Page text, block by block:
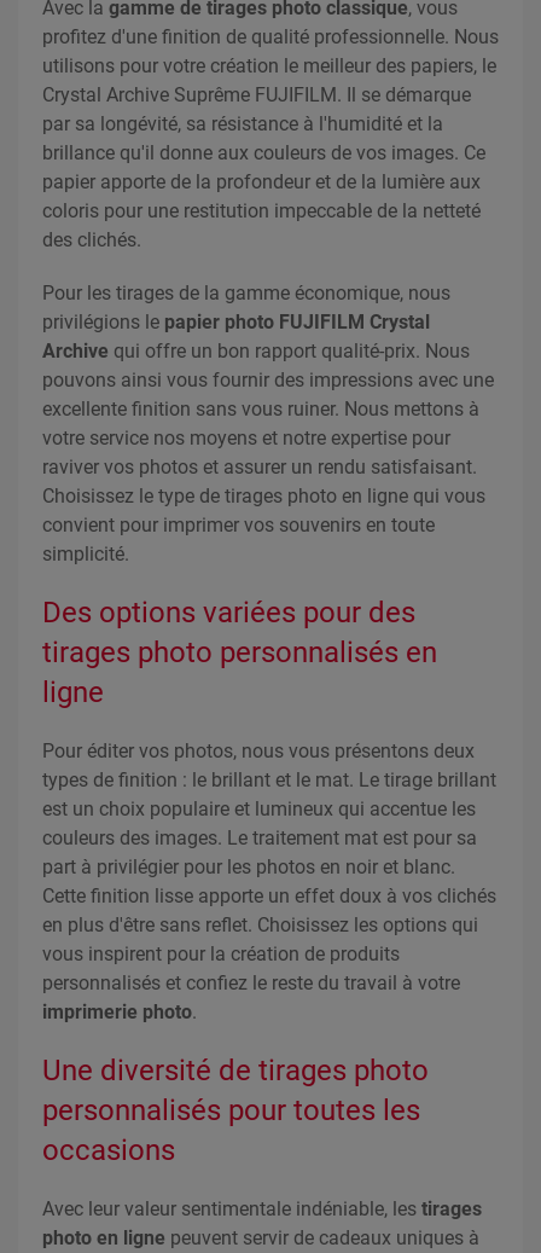
Avec la gamme de tirages photo classique, vous
profitez d'une finition de qualité professionnelle. Nous
utilisons pour votre création le meilleur des papiers, le
Crystal Archive Suprême FUJIFILM. Il se démarque
par sa longévité, sa résistance à l'humidité et la
brillance qu'il donne aux couleurs de vos images. Ce
papier apporte de la profondeur et de la lumière aux
coloris pour une restitution impeccable de la netteté
des clichés.
Pour les tirages de la gamme économique, nous
privilégions le papier photo FUJIFILM Crystal
Archive qui offre un bon rapport qualité-prix. Nous
pouvons ainsi vous fournir des impressions avec une
excellente finition sans vous ruiner. Nous mettons à
votre service nos moyens et notre expertise pour
raviver vos photos et assurer un rendu satisfaisant.
Choisissez le type de tirages photo en ligne qui vous
convient pour imprimer vos souvenirs en toute
simplicité.
Des options variées pour des
tirages photo personnalisés en
ligne
Pour éditer vos photos, nous vous présentons deux
types de finition : le brillant et le mat. Le tirage brillant
est un choix populaire et lumineux qui accentue les
couleurs des images. Le traitement mat est pour sa
part à privilégier pour les photos en noir et blanc.
Cette finition lisse apporte un effet doux à vos clichés
en plus d'être sans reflet. Choisissez les options qui
vous inspirent pour la création de produits
personnalisés et confiez le reste du travail à votre
imprimerie photo.
Une diversité de tirages photo
personnalisés pour toutes les
occasions
Avec leur valeur sentimentale indéniable, les tirages
photo en ligne peuvent servir de cadeaux uniques à